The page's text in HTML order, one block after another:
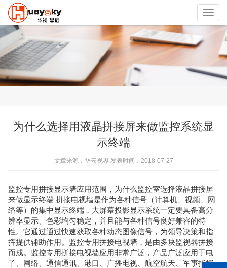
为什么选择用液晶拼接屏来做监控系统显
示终端
文章来源：华云视界 发表时间：2018-07-27
监控专用拼接显示墙应用范围，为什么监控室选择液晶拼接屏
来做显示终端 拼接电视墙是作为各种信号（计算机、视频、网
络等）的集中显示终端，大屏幕投影显示系统一定要具备高分
辨率显示、色彩均匀稳定，并且能与各种信号良好兼容的特
性。它通过通过快速获取各种动态图像信号，为领导决策和指
挥提供辅助作用。监控专用拼接电视墙，是由多块监视器拼接
而成。监控专用拼接电视墙应用非常广泛，产品广泛应用于电
子、网络、通信通讯、港口、广播电视、航空航天、军事指挥